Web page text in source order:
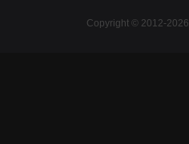
Copyright © 2012-2026